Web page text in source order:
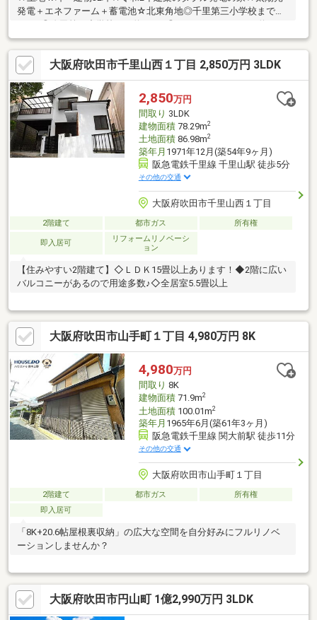
発電＋エネファーム＋蓄電池☆北東角地◎千里第三小学校まで約
ｍ◎スーパーフレスコまで約1030ｍ
大阪府吹田市千里山西１丁目 2,850万円 3LDK
2,850万円
間取り 3LDK
建物面積78.29m2
土地面積86.98m2
築年月 1971年12月(築54年9ヶ月)
阪急電鉄千里線 千里山駅 徒歩5分
その他の交通
大阪府吹田市千里山西１丁目
2階建て 都市ガス 所有権
即入居可
リフォームリノベーシ
ョン
【住みやすい2階建て】◇ＬＤＫ15畳以上あります！◆2階に広い
バルコニーがあるので用途多数♪◇全居室5.5畳以上
大阪府吹田市山手町１丁目 4,980万円 8K
4,980万円
間取り 8K
建物面積71.9m2
土地面積100.01m2
築年月 1965年6月(築61年3ヶ月)
阪急電鉄千里線 関大前駅 徒歩11分
その他の交通
大阪府吹田市山手町１丁目
2階建て 都市ガス
所有権
即入居可
「8K+20.6帖屋根裏収納」の広大な空間を自分好みにフルリノベ
ーションしませんか？
大阪府吹田市円山町 1億2,990万円 3LDK